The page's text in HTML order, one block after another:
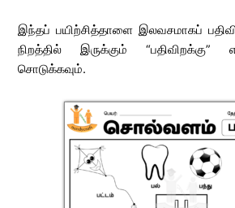
இந்தப் பயிற்சித்தாளை இலவசமாகப்
நிறத்தில் இருக்கும்
சொடுக்கவும்.